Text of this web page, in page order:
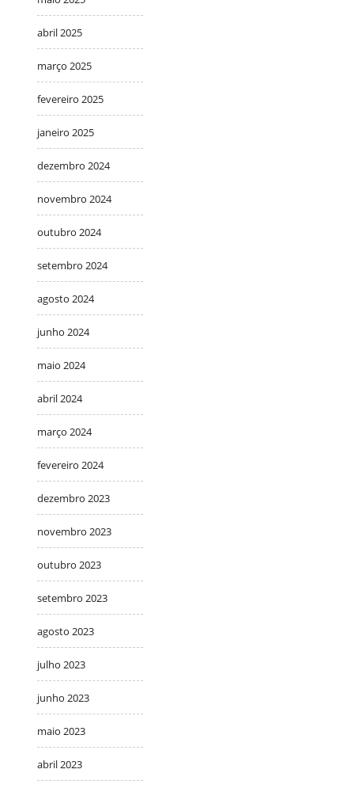
abril 2025
março 2025
fevereiro 2025
janeiro 2025
dezembro 2024
novembro 2024
outubro 2024
setembro 2024
agosto 2024
junho 2024
maio 2024
abril 2024
março 2024
fevereiro 2024
dezembro 2023
novembro 2023
outubro 2023
setembro 2023
agosto 2023
julho 2023
junho 2023
maio 2023
abril 2023